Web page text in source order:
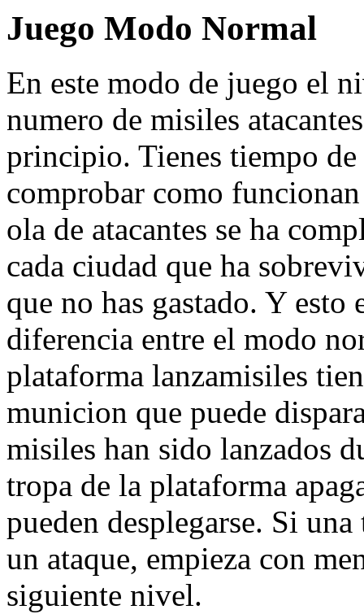
Juego Modo Normal
En este modo de juego el
numero de misiles
principio. Tienes tiempo
comprobar como funcionan
ola de atacantes se ha
cada ciudad que ha
que no has gastado. Y
diferencia entre el modo
plataforma lanzamisiles
municion que puede
misiles han sido lanzados
tropa de la plataforma
pueden desplegarse. Si
un ataque, empieza con
siguiente nivel.